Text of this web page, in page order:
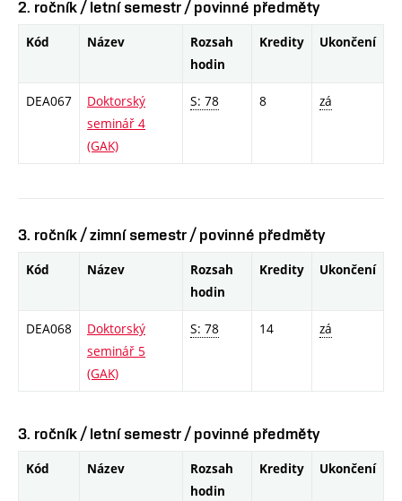
2. ročník / letní semestr / povinné předměty
Kód Název
Rozsah
hodin
Kredity Ukončení
DEA067
Doktorský
seminář 4
(GAK)
S: 78 8 zá
3. ročník / zimní semestr / povinné předměty
Kód Název
Rozsah
hodin
Kredity Ukončení
DEA068
Doktorský
seminář 5
(GAK)
S: 78 14 zá
3. ročník / letní semestr / povinné předměty
Kód Název
Rozsah
hodin
Kredity Ukončení